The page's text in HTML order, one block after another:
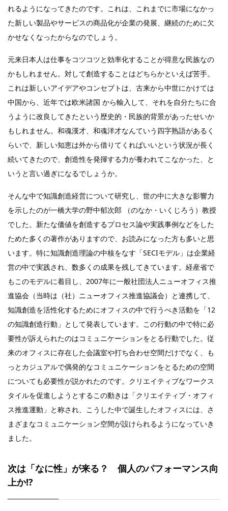
れるようになってきたのです。これは、これまでに市場になかっ
た新しい製品やサービスの商品化が企業の発展、継続のために欠
かせなくなったからなのでしょう。
元来日本人は仕事をコツコツと効率化することが得意な民族なの
かもしれません。対して創造することはどちらかといえば苦手。
これは新しいアイデアやコンセプトは、古来から中世にかけては
中国から、近年では欧米諸国 から輸入して、それを自分たちに合
うように改良してきたという歴史的・民族的背景があったせいか
もしれません。和魂漢才、和魂洋才なんていう四字熟語があるく
らいで、新しい知恵は外から借りてくればいいという状況が長く
続いてきたので、創造性を発揮する力が養われてこなかった、と
いうと言い過ぎになるでしょうか。
そんな中で知識創造経営について研究し、世の中に大きな影響力
を示したのが一橋大学の野中郁次郎 （のなか・いくじろう）教授
でした。新たな価値を創造するプロセス論や実践事例などをした
ためた多くの著作がありますので、お読みになった方も多いと思
います。特に知識創造理論の中核をなす「SECIモデル」は企業経
営の中で実践され、数多くの成果を残してきています。経産省で
もこのモデルに着目し、2007年に一般社団法人ニューオフィス推
進協会（当時は（社）ニューオフィス推進協議会）と連携して、
知識創造を活性化するためにオフィスの中で行うべき活動を「12
の知識創造行動」として発表しています。この行動の中で特に必
要性が訴えられたのはコミュニケーションをとる行動でした。従
来のオフィスに存在した会議室や打ち合わせ空間だけでなく、も
っとカジュアルで偶発的なコミュニケーションをとるための空間
についても必要性が説かれたのです。クリエイティブなワークス
タイルを促進しようとするこの動きは「クリエイティブ・オフィ
ス推進運動」と称され、こうした中で誕生したオフィスには、さ
まざまなコミュニケーション空間が設けられるようになっていき
ました。
次は「なに性」が来る？ 個人のパフォーマンス向
上か!?